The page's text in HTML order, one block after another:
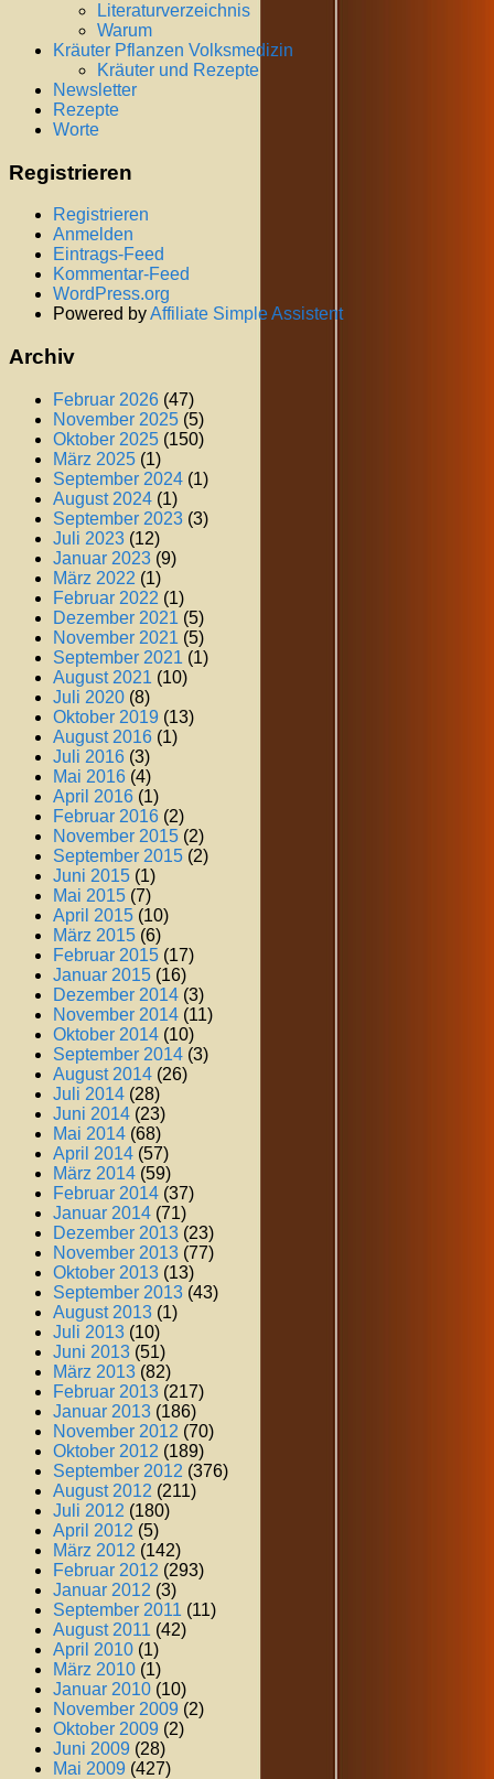
Literaturverzeichnis
Warum
Kräuter Pflanzen Volksmedizin
Kräuter und Rezepte
Newsletter
Rezepte
Worte
Registrieren
Registrieren
Anmelden
Eintrags-Feed
Kommentar-Feed
WordPress.org
Powered byAffiliate Simple Assistent
Archiv
Februar 2026 (47)
November 2025 (5)
Oktober 2025 (150)
März 2025 (1)
September 2024 (1)
August 2024 (1)
September 2023 (3)
Juli 2023 (12)
Januar 2023 (9)
März 2022 (1)
Februar 2022 (1)
Dezember 2021 (5)
November 2021 (5)
September 2021 (1)
August 2021 (10)
Juli 2020 (8)
Oktober 2019 (13)
August 2016 (1)
Juli 2016 (3)
Mai 2016 (4)
April 2016 (1)
Februar 2016 (2)
November 2015 (2)
September 2015 (2)
Juni 2015 (1)
Mai 2015 (7)
April 2015 (10)
März 2015 (6)
Februar 2015 (17)
Januar 2015 (16)
Dezember 2014 (3)
November 2014 (11)
Oktober 2014 (10)
September 2014 (3)
August 2014 (26)
Juli 2014 (28)
Juni 2014 (23)
Mai 2014 (68)
April 2014 (57)
März 2014 (59)
Februar 2014 (37)
Januar 2014 (71)
Dezember 2013 (23)
November 2013 (77)
Oktober 2013 (13)
September 2013 (43)
August 2013 (1)
Juli 2013 (10)
Juni 2013 (51)
März 2013 (82)
Februar 2013 (217)
Januar 2013 (186)
November 2012 (70)
Oktober 2012 (189)
September 2012 (376)
August 2012 (211)
Juli 2012 (180)
April 2012 (5)
März 2012 (142)
Februar 2012 (293)
Januar 2012 (3)
September 2011 (11)
August 2011 (42)
April 2010 (1)
März 2010 (1)
Januar 2010 (10)
November 2009 (2)
Oktober 2009 (2)
Juni 2009 (28)
Mai 2009 (427)